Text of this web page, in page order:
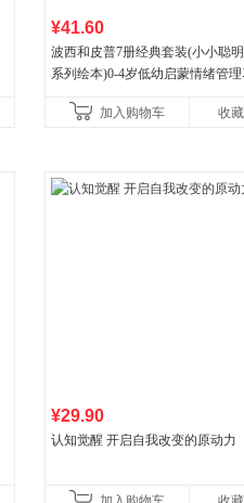
¥41.60
波西和皮普7册经典套装(小小聪
系列绘本)0-4岁低幼启蒙情绪管
养好品质，发现快
加入购物车 收藏
¥29.90
认知觉醒 开启自我改变的原动力